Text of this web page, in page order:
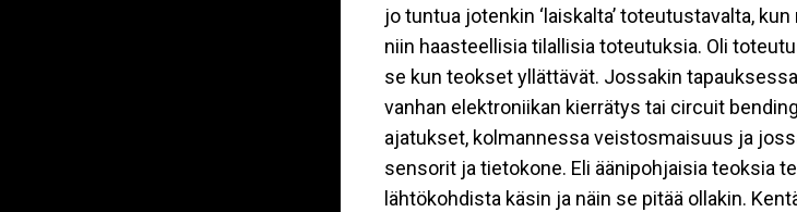
jo tuntua jotenkin ‘laiskalta’ toteutustavalta,
niin haasteellisia tilallisia toteutuksia. Oli
se kun teokset yllättävät. Jossakin
vanhan elektroniikan kierrätys tai circuit
ajatukset, kolmannessa veistosmaisuus ja
sensorit ja tietokone. Eli äänipohjaisia teoksia
lähtökohdista käsin ja näin se pitää ollakin.